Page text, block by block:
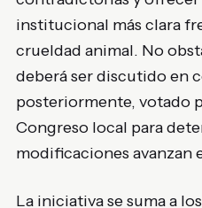
institucional más clara
crueldad animal. No
deberá ser discutido en
posteriormente, votado
Congreso local para
modificaciones avanzan
La iniciativa se suma a